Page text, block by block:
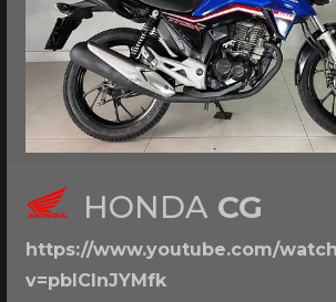
HONDA CG
https://www.youtube.com/
v=pbICInJYMfk